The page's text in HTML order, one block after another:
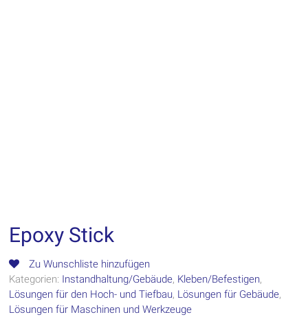
Epoxy Stick
Zu Wunschliste hinzufügen
Kategorien: Instandhaltung/Gebäude, Kleben/Befestigen,
Lösungen für den Hoch- und Tiefbau, Lösungen für Gebäude,
Lösungen für Maschinen und Werkzeuge